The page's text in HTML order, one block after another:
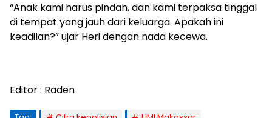
“Anak kami harus pindah, dan kami terpaksa tinggal
di tempat yang jauh dari keluarga. Apakah ini
keadilan?” ujar Heri dengan nada kecewa.
Editor : Raden